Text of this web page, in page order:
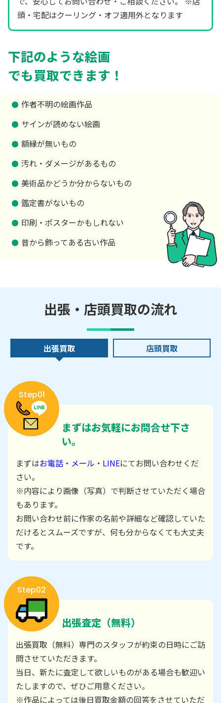
頭・宅配はクーリング・オフ適用外となります
下記のような絵画
でも買取できます！
作者不明の絵画作品
サインが読めない絵画
額縁が無いもの
汚れ・ダメージがあるもの
美術品かどうか分からないもの
鑑定書がないもの
印刷・ポスターかもしれない
昔から飾ってある古い作品
出張・店頭買取の流れ
出張買取 店頭買取
Step01
まずはお気軽にお問合せ下さ
い。
まずはお電話 ・ メール ・ LINEにてお問い合わせくだ
さい。
※内容により画像（写真）で判断させていただく場合
もあります。
お問い合わせ前に作家の名前や詳細など確認していた
だけるとスムーズですが、何も分からなくても大丈夫
です。
Step02
出張査定（無料）
出張買取（無料）専門のスタッフが約束の日時にご訪
問させていただきます。
当日、新たに査定して欲しいものがある場合も歓迎い
たしますので、ぜひご用意ください。
※作品によっては後日買取金額の回答をさせていただ